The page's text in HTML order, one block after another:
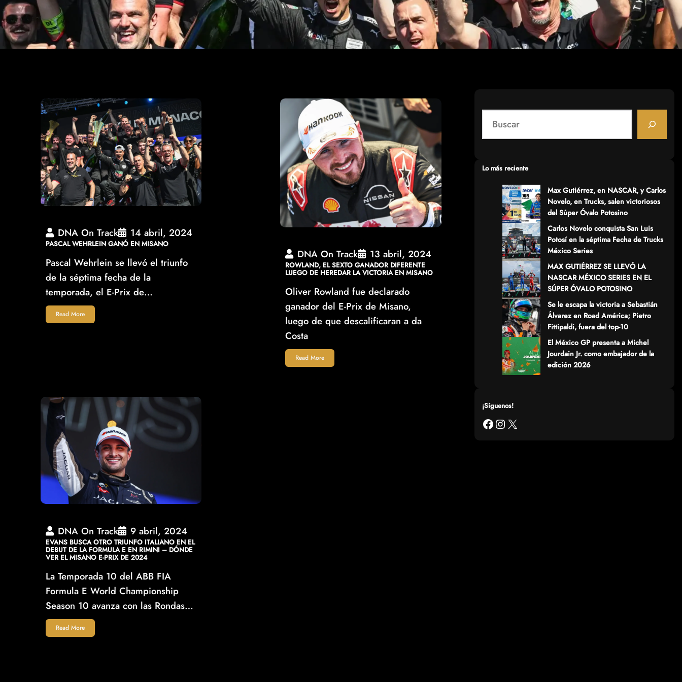
DNA On Track 14 abril, 2024
PASCAL WEHRLEIN GANÓ EN MISANO
Pascal Wehrlein se llevó el triunfo
de la séptima fecha de la
temporada, el E-Prix de…
Read More
DNA On Track 13 abril, 2024
ROWLAND, EL SEXTO GANADOR DIFERENTE
LUEGO DE HEREDAR LA VICTORIA EN MISANO
Oliver Rowland fue declarado
ganador del E-Prix de Misano,
luego de que descalificaran a da
Costa
Read More
DNA On Track 9 abril, 2024
EVANS BUSCA OTRO TRIUNFO ITALIANO EN EL
DEBUT DE LA FORMULA E EN RIMINI – DÓNDE
VER EL MISANO E-PRIX DE 2024
La Temporada 10 del ABB FIA
Formula E World Championship
Season 10 avanza con las Rondas…
Read More
a
cLo más reciente
Max Gutiérrez, en NASCAR, y Carlos
Novelo, en Trucks, salen victoriosos
del Súper Óvalo Potosino
Carlos Novelo conquista San Luis
Potosí en la séptima Fecha de Trucks
México Series
MAX GUTIÉRREZ SE LLEVÓ LA
NASCAR MÉXICO SERIES EN EL
SÚPER ÓVALO POTOSINO
Se le escapa la victoria a Sebastián
Álvarez en Road América; Pietro
Fittipaldi, fuera del top-10
El México GP presenta a Michel
Jourdain Jr. como embajador de la
edición 2026
¡Síguenos!
Facebook Instagram X